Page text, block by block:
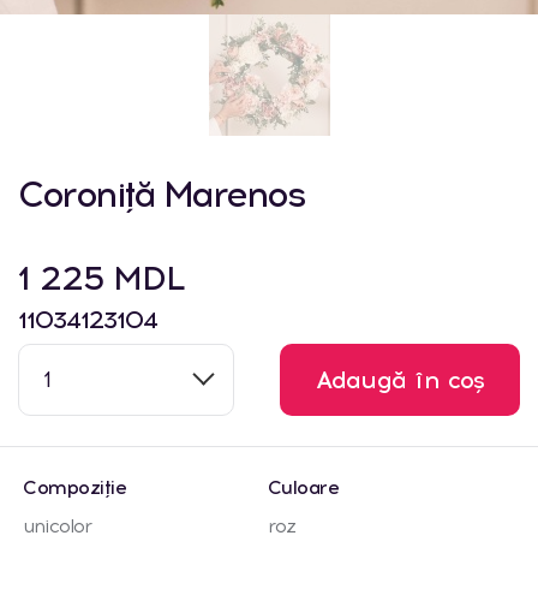
Coroniță Marenos
1 225 MDL
11034123104
1 Adaugă în coș
Compoziție
unicolor
Culoare
roz